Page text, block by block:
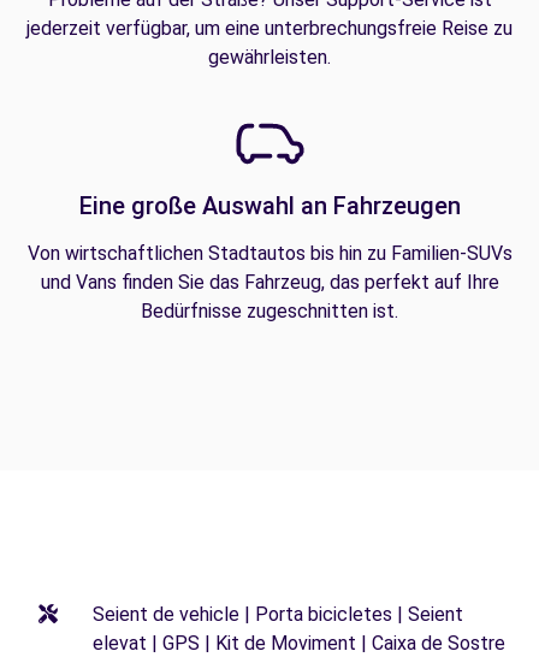
jederzeit verfügbar, um eine unterbrechungsfreie Reise zu
gewährleisten.
Eine große Auswahl an Fahrzeugen
Von wirtschaftlichen Stadtautos bis hin zu Familien-SUVs
und Vans finden Sie das Fahrzeug, das perfekt auf Ihre
Bedürfnisse zugeschnitten ist.
Seient de vehicle | Porta bicicletes | Seient
elevat | GPS | Kit de Moviment | Caixa de Sostre